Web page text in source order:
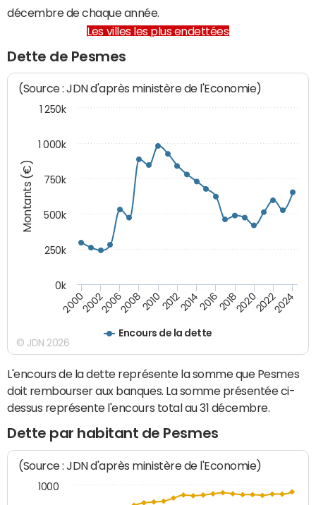
décembre de chaque année.
Les villes les plus endettées
Dette de Pesmes
Montants (€)
(Source : JDN d'après ministère de l'Economie)
Encours de la dette
200020022006200820102012201420162018202020222024
1 000k
0k
250k
500k
750k
1 250k
© JDN 2026
L'encours de la dette représente la somme que Pesmes
doit rembourser aux banques. La somme présentée ci-
dessus représente l'encours total au 31 décembre.
Dette par habitant de Pesmes
(Source : JDN d'après ministère de l'Economie)
1000